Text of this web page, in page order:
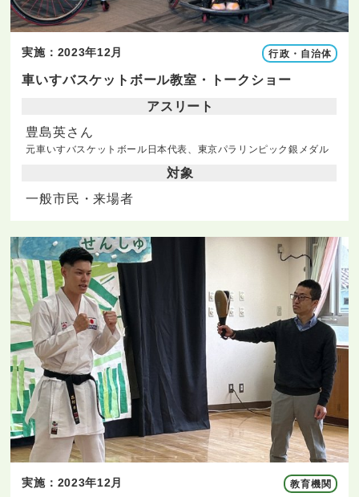
実施：2023年12月 行政・自治体
車いすバスケットボール教室・トークショー
アスリート
豊島英さん
元車いすバスケットボール日本代表、東京パラリンピック銀メダル
対象
一般市民・来場者
実施：2023年12月 教育機関